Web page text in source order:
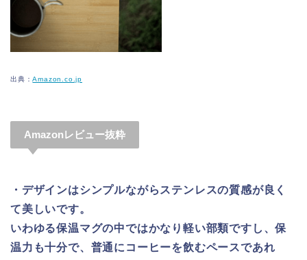
出典：Amazon.co.jp
Amazonレビュー抜粋
・デザインはシンプルながらステンレスの質感が良く
て美しいです。
いわゆる保温マグの中ではかなり軽い部類ですし、保
温力も十分で、普通にコーヒーを飲むペースであれ